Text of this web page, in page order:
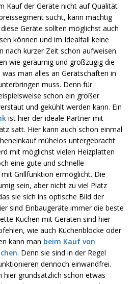
Kauf der Geräte nicht auf Qualität
sucht, kann mächtig
Geräte sollten möglichst auch
können und im Idealfall keine
nach kurzer Zeit schon aufweisen.
wie geräumig und großzügig die
man alles an Gerätschaften in
muss. Denn für
schon ein großer
und gekühlt werden kann. Ein
ist hier der ideale Partner mit
satt. Hier kann auch schon einmal
mühelos untergebracht
mit möglichst vielen Heizplatten
eine gute und schnelle
Grillfunktion ermöglicht. Die
sein, aber nicht zu viel Platz
sie sich ins optische Bild der
sind Einbaugeräte immer die beste
Küchen mit Geräten sind hier
wie auch Küchenblöcke oder
kann man beim Kauf von
. Denn sie sind in der Regel
dennoch einwandfrei.
hier grundsätzlich schon etwas